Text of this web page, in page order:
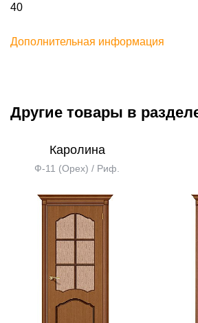
40
Дополнительная информация
Другие товары в
Каролина
Ф-11 (Орех) / Риф.